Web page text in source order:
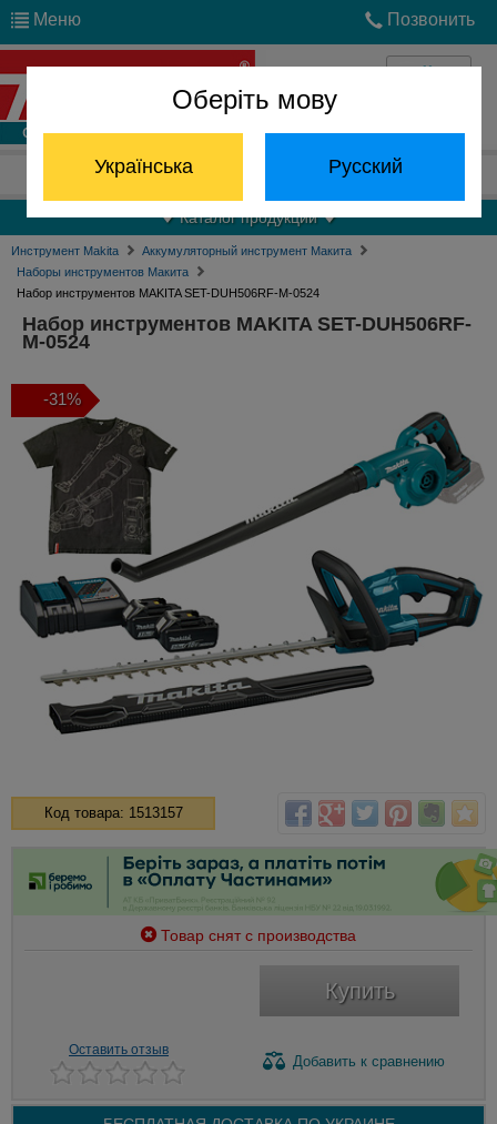
Оберіть мову
Українська Русский
Меню Позвонить
Войти
Отдел запчастей: (068) 824-24-24
Каталог продукции
Инструмент Makita
Аккумуляторный инструмент Макита
Наборы инструментов Макита
Набор инструментов MAKITA SET-DUH506RF-M-0524
Набор инструментов MAKITA SET-DUH506RF-
M-0524
-31%
Код товара: 1513157
Товар снят с производства
Купить
Оставить отзыв
Добавить к сравнению